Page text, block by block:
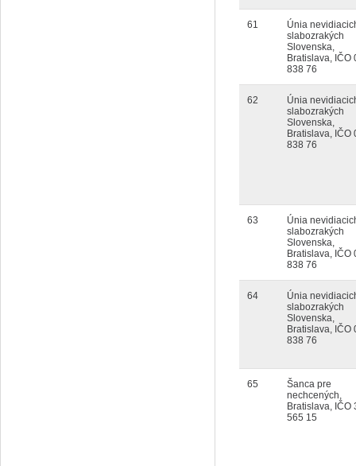
61
Únia
slabozrakých
Slovenska,
Bratislava, IČO
838 76
62
Únia
slabozrakých
Slovenska,
Bratislava, IČO
838 76
63
Únia
slabozrakých
Slovenska,
Bratislava, IČO
838 76
64
Únia
slabozrakých
Slovenska,
Bratislava, IČO
838 76
65
Šanca pre
nechcených,
Bratislava, IČO
565 15